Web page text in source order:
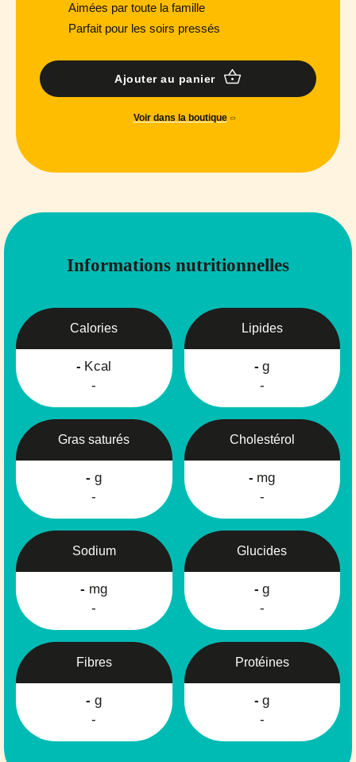
Aimées par toute la famille
Parfait pour les soirs pressés
Ajouter au panier
Voir dans la boutique
Informations nutritionnelles
Calories
- Kcal
-
Lipides
- g
-
Gras saturés
- g
-
Cholestérol
- mg
-
Sodium
- mg
-
Glucides
- g
-
Fibres
- g
-
Protéines
- g
-